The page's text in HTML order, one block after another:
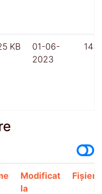
KB
01-06-
2023
Modificat
la
Fișiere